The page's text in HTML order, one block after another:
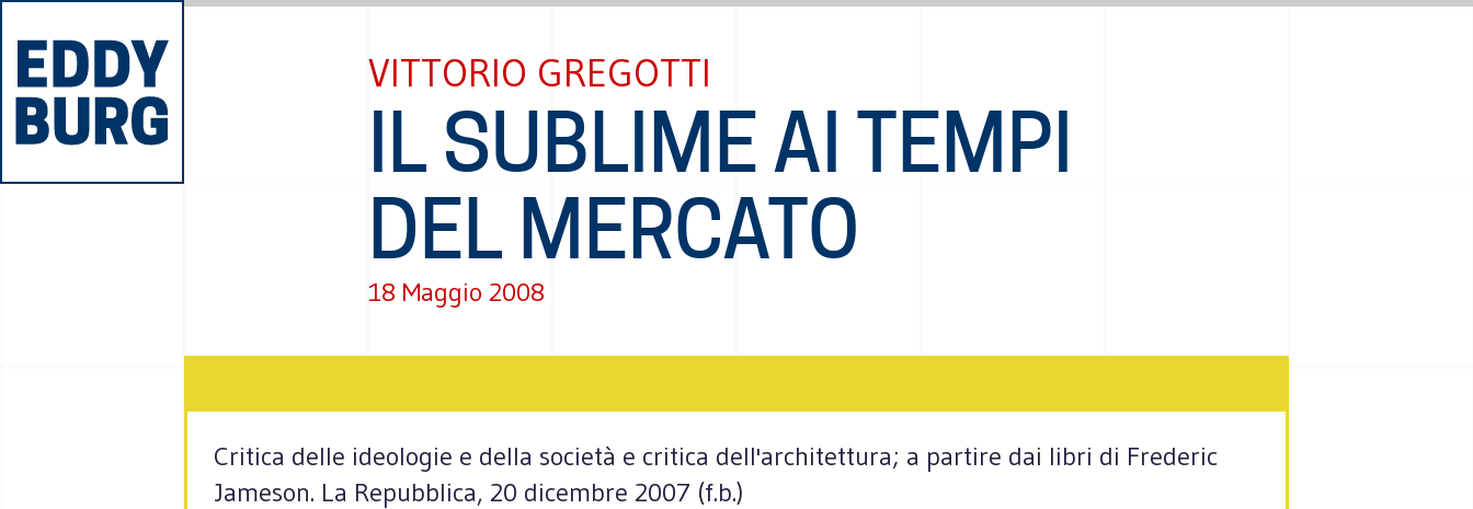
VITTORIO GREGOTTI
IL SUBLIME AI TEMPI
DEL MERCATO
18 Maggio 2008
Critica delle ideologie e della società e critica dell'architettura; a partire dai libri di Frederic
Jameson. La Repubblica, 20 dicembre 2007 (f.b.)